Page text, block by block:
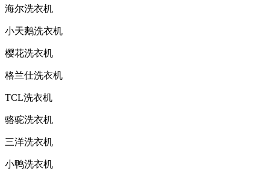
海尔洗衣机
小天鹅洗衣机
樱花洗衣机
格兰仕洗衣机
TCL洗衣机
骆驼洗衣机
三洋洗衣机
小鸭洗衣机